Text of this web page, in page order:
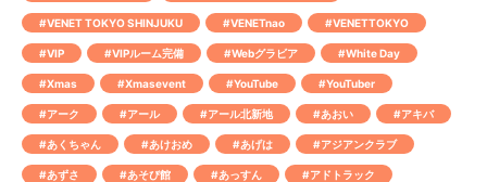
#VENET TOKYO SHINJUKU #VENETnao #VENETTOKYO
#VIP #VIPルーム完備 #Webグラビア #White Day
#Xmas #Xmasevent #YouTube #YouTuber
#アーク #アール #アール北新地 #あおい #アキバ
#あくちゃん #あけおめ #あげは #アジアンクラブ
#あずさ #あそび館 #あっすん #アドトラック